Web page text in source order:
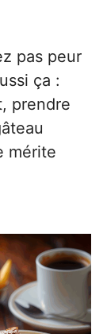
pas peur
ça :
prendre
mérite